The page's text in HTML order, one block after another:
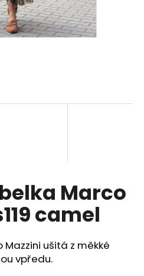
Marco
camel
ušitá z měkké
vpředu.